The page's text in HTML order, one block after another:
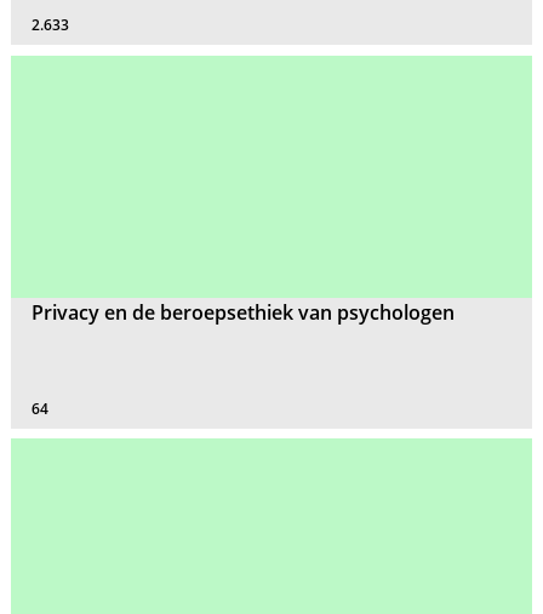
2.633
Privacy en de beroepsethiek van psychologen
64